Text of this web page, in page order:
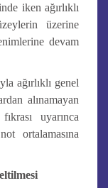
iken ağırlıklı
üzerine
devam
ağırlıklı genel
alınamayan
uyarınca
ortalamasına